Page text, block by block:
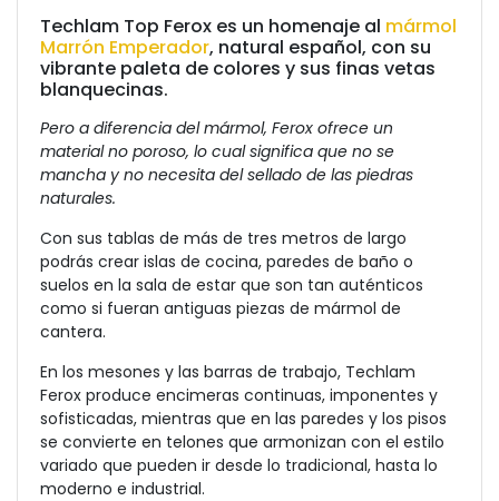
Techlam Top Ferox es un homenaje al mármol
Marrón Emperador, natural español, con su
vibrante paleta de colores y sus finas vetas
blanquecinas.
Pero a diferencia del mármol, Ferox ofrece un
material no poroso, lo cual significa que no se
mancha y no necesita del sellado de las piedras
naturales.
Con sus tablas de más de tres metros de largo
podrás crear islas de cocina, paredes de baño o
suelos en la sala de estar que son tan auténticos
como si fueran antiguas piezas de mármol de
cantera.
En los mesones y las barras de trabajo, Techlam
Ferox produce encimeras continuas, imponentes y
sofisticadas, mientras que en las paredes y los pisos
se convierte en telones que armonizan con el estilo
variado que pueden ir desde lo tradicional, hasta lo
moderno e industrial.